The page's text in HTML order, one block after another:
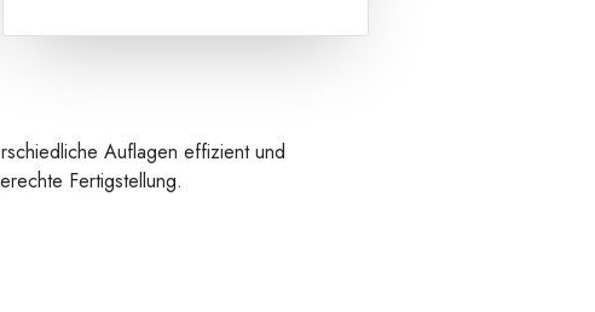
Auflagen effizient und
Fertigstellung.